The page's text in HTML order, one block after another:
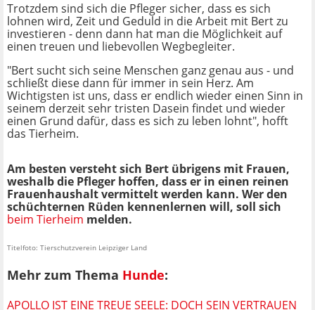
Trotzdem sind sich die Pfleger sicher, dass es sich
lohnen wird, Zeit und Geduld in die Arbeit mit Bert zu
investieren - denn dann hat man die Möglichkeit auf
einen treuen und liebevollen Wegbegleiter.
"Bert sucht sich seine Menschen ganz genau aus - und
schließt diese dann für immer in sein Herz. Am
Wichtigsten ist uns, dass er endlich wieder einen Sinn in
seinem derzeit sehr tristen Dasein findet und wieder
einen Grund dafür, dass es sich zu leben lohnt", hofft
das Tierheim.
Am besten versteht sich Bert übrigens mit Frauen,
weshalb die Pfleger hoffen, dass er in einen reinen
Frauenhaushalt vermittelt werden kann. Wer den
schüchternen Rüden kennenlernen will, soll sich
beim Tierheim melden.
Titelfoto: Tierschutzverein Leipziger Land
Mehr zum Thema Hunde:
APOLLO IST EINE TREUE SEELE: DOCH SEIN VERTRAUEN